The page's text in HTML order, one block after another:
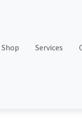
Shop Services